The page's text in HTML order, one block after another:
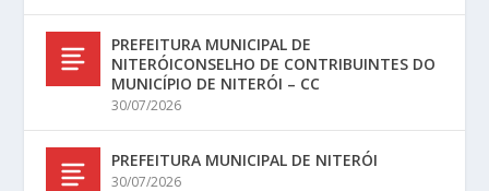
PREFEITURA MUNICIPAL DE
NITERÓICONSELHO DE CONTRIBUINTES DO
MUNICÍPIO DE NITERÓI – CC
30/07/2026
PREFEITURA MUNICIPAL DE NITERÓI
30/07/2026